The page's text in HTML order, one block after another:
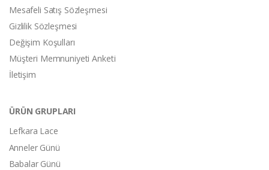
Mesafeli Satış Sözleşmesi
Gizlilik Sözleşmesi
Değişim Koşulları
Müşteri Memnuniyeti Anketi
İletişim
ÜRÜN GRUPLARI
Lefkara Lace
Anneler Günü
Babalar Günü